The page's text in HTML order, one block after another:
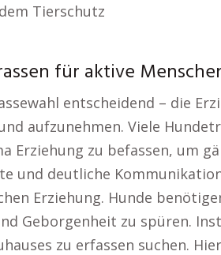
Tierschutz
für aktive
entscheidend – die
aufzunehmen. Viele
Erziehung zu befassen, um
und deutliche
Erziehung. Hunde
Geborgenheit zu spüren.
zu erfassen suchen.